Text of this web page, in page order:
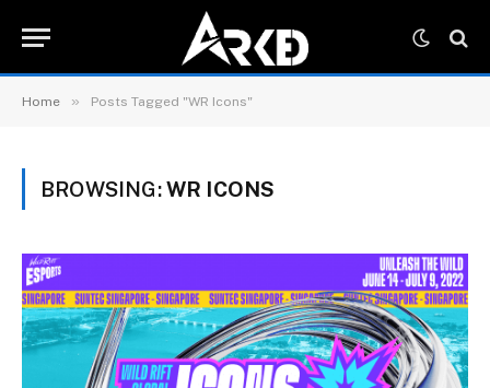
Home » Posts Tagged "WR Icons"
BROWSING:WR ICONS